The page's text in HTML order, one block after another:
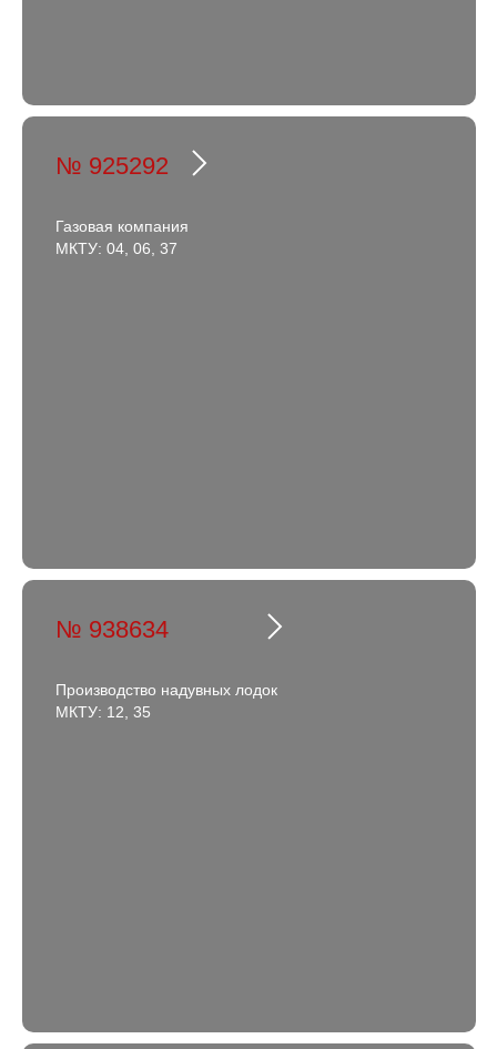
№ 925292
Газовая компания
МКТУ: 04, 06, 37
№ 938634
Производство надувных лодок
МКТУ: 12, 35